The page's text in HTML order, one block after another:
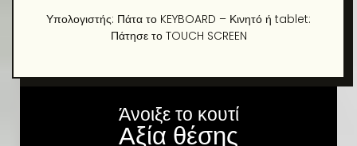
Υπολογιστής: Πάτα το KEYBOARD – Κινητό ή tablet:
Πάτησε το TOUCH SCREEN